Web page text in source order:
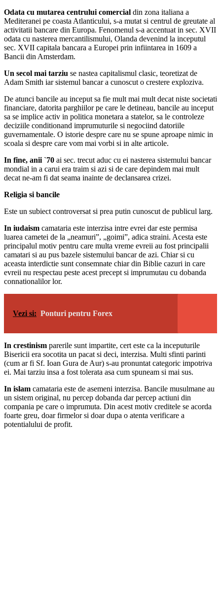
Odata cu mutarea centrului comercial din zona italiana a
Mediteranei pe coasta Atlanticului, s-a mutat si centrul de greutate al
activitatii bancare din Europa. Fenomenul s-a accentuat in sec. XVII
odata cu nasterea mercantilismului, Olanda devenind la inceputul
sec. XVII capitala bancara a Europei prin infiintarea in 1609 a
Bancii din Amsterdam.
Un secol mai tarziu se nastea capitalismul clasic, teoretizat de
Adam Smith iar sistemul bancar a cunoscut o crestere exploziva.
De atunci bancile au inceput sa fie mult mai mult decat niste societati
financiare, datorita parghiilor pe care le detineau, bancile au inceput
sa se implice activ in politica monetara a statelor, sa le controleze
deciziile conditionand imprumuturile si negociind datoriile
guvernamentale. O istorie despre care nu se spune aproape nimic in
scoala si despre care vom mai vorbi si in alte articole.
In fine, anii `70 ai sec. trecut aduc cu ei nasterea sistemului bancar
mondial in a carui era traim si azi si de care depindem mai mult
decat ne-am fi dat seama inainte de declansarea crizei.
Religia si bancile
Este un subiect controversat si prea putin cunoscut de publicul larg.
In iudaism camataria este interzisa intre evrei dar este permisa
luarea cametei de la „neamuri”, „goimi”, adica straini. Acesta este
principalul motiv pentru care multa vreme evreii au fost principalii
camatari si au pus bazele sistemului bancar de azi. Chiar si cu
aceasta interdictie sunt consemnate chiar din Biblie cazuri in care
evreii nu respectau peste acest precept si imprumutau cu dobanda
connationalilor lor.
Vezi si: Ponturi pentru Forex
In crestinism parerile sunt impartite, cert este ca la inceputurile
Bisericii era socotita un pacat si deci, interzisa. Multi sfinti parinti
(cum ar fi Sf. Ioan Gura de Aur) s-au pronuntat categoric impotriva
ei. Mai tarziu insa a fost tolerata asa cum spuneam si mai sus.
In islam camataria este de asemeni interzisa. Bancile musulmane au
un sistem original, nu percep dobanda dar percep actiuni din
compania pe care o imprumuta. Din acest motiv creditele se acorda
foarte greu, doar firmelor si doar dupa o atenta verificare a
potentialului de profit.